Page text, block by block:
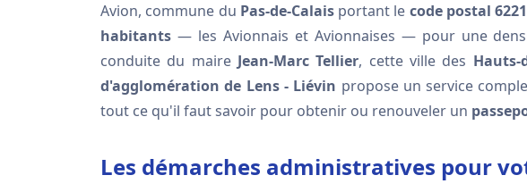
Avion, commune du Pas-de-Calaisportant le code postal
habitants — les Avionnais et Avionnaises — pour une
conduite du maire Jean-Marc Tellier, cette ville des Hauts-
d'agglomération de Lens - Liévin propose un service
tout ce qu'il faut savoir pour obtenir ou renouveler un
Les démarches administratives pour